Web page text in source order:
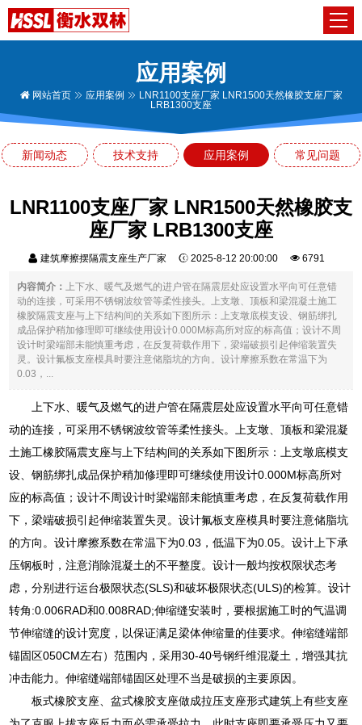
应用案例
网站首页 应用案例
LNR1100支座厂家 LNR1500天然橡胶支座厂家
LRB1300支座
新闻动态 技术支持 应用案例 常见问题
LNR1100支座厂家 LNR1500天然橡胶支
座厂家 LRB1300支座
建筑摩擦摆隔震支座生产厂家 2025-8-12 20:00:00 6791
内容简介：
上下水、暖气及燃气的进户管在隔震层处应设置水平向可任意错
动的连接，可采用不锈钢波纹管等柔性接头。上支墩、顶板和梁混凝土施工
橡胶隔震支座与上下结构间的关系如下图所示：上支墩底模支设、钢筋绑扎
成品保护稍加修理即可继续使用设计0.000M标高所对应的标高值；设计不周
设计时梁端部未能慎重考虑，在反复荷载作用下，梁端破损引起伸缩装置失
灵。设计氟板支座模具时要注意储脂坑的方向。设计摩擦系数在常温下为
0.03，...
上下水、暖气及燃气的进户管在隔震层处应设置水平向可任意错
动的连接，可采用不锈钢波纹管等柔性接头。上支墩、顶板和梁混凝
土施工橡胶隔震支座与上下结构间的关系如下图所示：上支墩底模支
设、钢筋绑扎成品保护稍加修理即可继续使用设计0.000M标高所对
应的标高值；设计不周设计时梁端部未能慎重考虑，在反复荷载作用
下，梁端破损引起伸缩装置失灵。设计氟板支座模具时要注意储脂坑
的方向。设计摩擦系数在常温下为0.03，低温下为0.05。设计上下承
压钢板时，注意消除混凝土的不平整度。设计一般均按权限状态考
虑，分别进行运台极限状态(SLS)和破坏极限状态(ULS)的检算。设计
转角:0.006RAD和0.008RAD;伸缩缝安装时，要根据施工时的气温调
节伸缩缝的设计宽度，以保证满足梁体伸缩量的佳要求。伸缩缝端部
锚固区050CM左右）范围内，采用30-40号钢纤维混凝土，增强其抗
冲击能力。伸缩缝端部锚固区处理不当是破损的主要原因。
板式橡胶支座、盆式橡胶支座做成拉压支座形式建筑上有些支座